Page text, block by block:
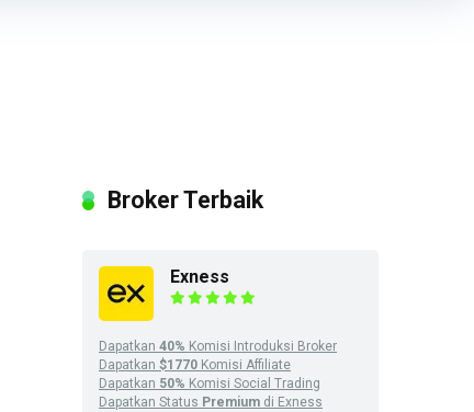
Broker Terbaik
Exness
Dapatkan 40% Komisi Introduksi Broker
Dapatkan $1770 Komisi Affiliate
Dapatkan 50% Komisi Social Trading
Dapatkan Status Premium di Exness